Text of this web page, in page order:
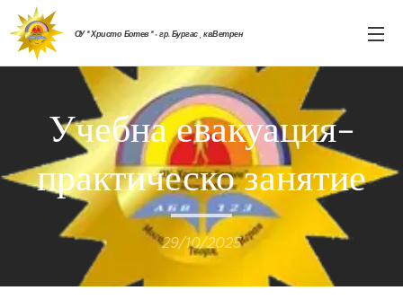
ОУ " Христо Ботев " - гр. Бургас , кв.Ветрен
Учебна евакуация-
практическо занятие
29/10/2025